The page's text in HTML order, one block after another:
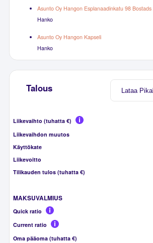
Asunto Oy Hangon Esplanaadinkatu 98 Bostads
Hanko
Asunto Oy Hangon Kapseli
Hanko
Lataa
Talous
Liikevaihto (tuhatta €)
Liikevaihdon muutos
Käyttökate
Liikevoitto
Tilikauden tulos (tuhatta €)
MAKSUVALMIUS
Quick ratio
Current ratio
Oma pääoma (tuhatta €)